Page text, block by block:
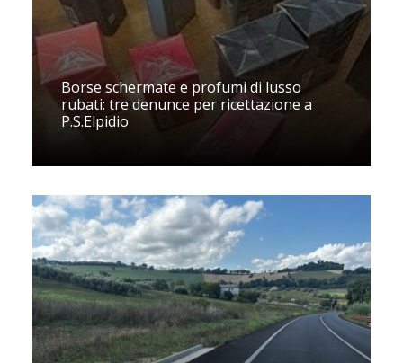
Borse schermate e profumi di lusso
rubati: tre denunce per ricettazione a
P.S.Elpidio